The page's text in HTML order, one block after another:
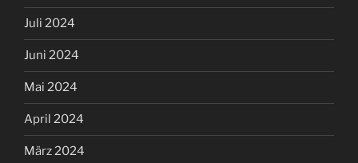
Juli 2024
Juni 2024
Mai 2024
April 2024
März 2024